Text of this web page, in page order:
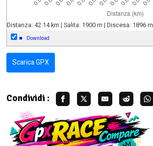
Distanza: 42.14 km | Salita: 1900 m | Discesa: 1896 m
■ Download
Scarica GPX
Condividi :